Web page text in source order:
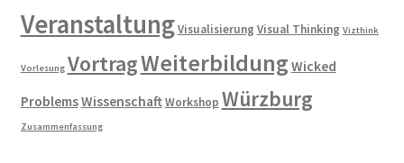
VeranstaltungVisualisierung Visual Thinking Vizthink
Vorlesung VortragWeiterbildung Wicked
ProblemsWissenschaftWorkshop Würzburg
Zusammenfassung